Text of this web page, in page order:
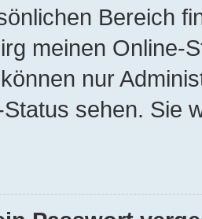
Bereich
meinen Online-
nur
sehen. Sie